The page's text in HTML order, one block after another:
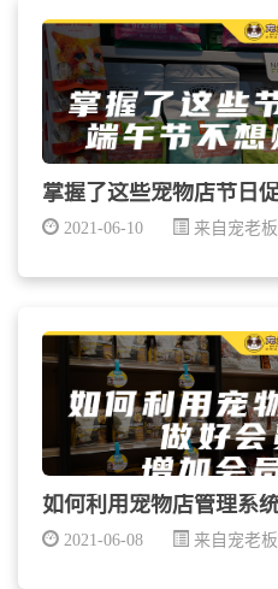
2021-06-10 来自宠老板
2021-06-08 来自宠老板